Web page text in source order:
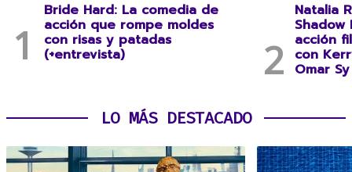
Bride Hard: La comedia de
acción que rompe moldes
con risas y patadas
(+entrevista)
Natalia
acción
con
Omar
LO MÁS DESTACADO